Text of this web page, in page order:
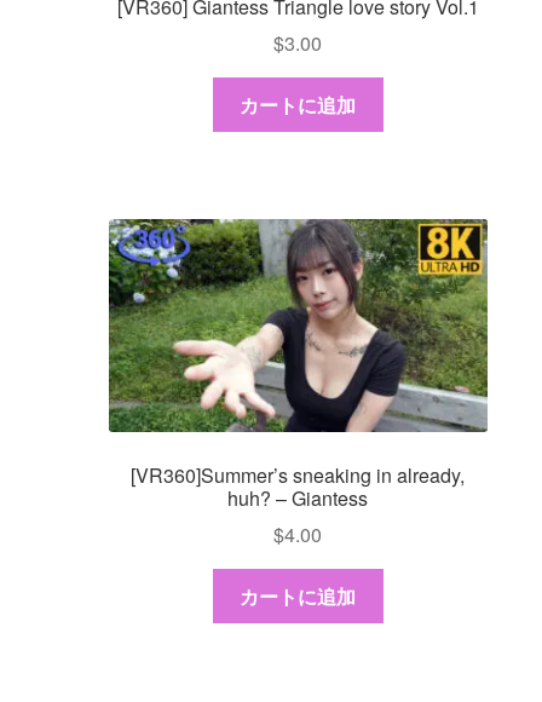
[VR360] Giantess Triangle love story Vol.1
$3.00
カートに追加
[VR360]Summer’s sneaking in already,
huh? – Giantess
$4.00
カートに追加